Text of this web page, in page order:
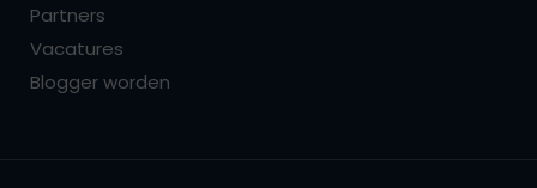
Partners
Vacatures
Blogger worden